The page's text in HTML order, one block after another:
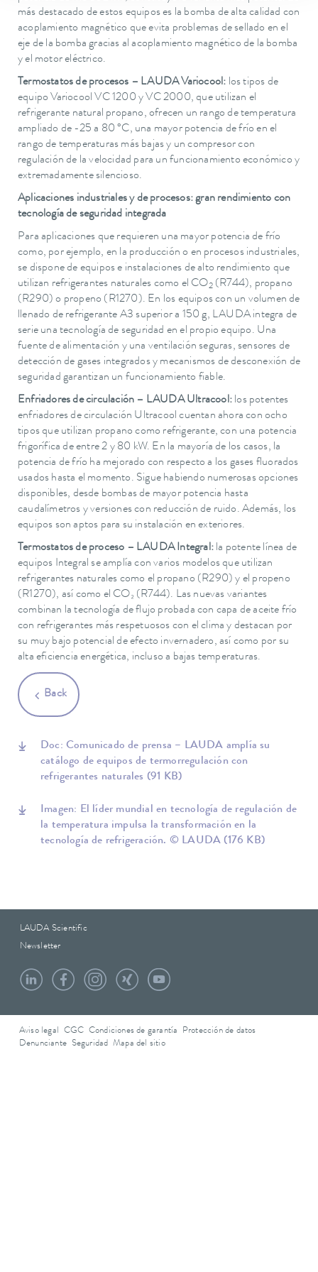
más destacado de estos equipos es la bomba de alta calidad con
acoplamiento magnético que evita problemas de sellado en el
eje de la bomba gracias al acoplamiento magnético de la bomba
y el motor eléctrico.
Termostatos de procesos – LAUDA Variocool: los tipos de
equipo Variocool VC 1200 y VC 2000, que utilizan el
refrigerante natural propano, ofrecen un rango de temperatura
ampliado de -25 a 80 °C, una mayor potencia de frío en el
rango de temperaturas más bajas y un compresor con
regulación de la velocidad para un funcionamiento económico y
extremadamente silencioso.
Aplicaciones industriales y de procesos: gran rendimiento con
tecnología de seguridad integrada
Para aplicaciones que requieren una mayor potencia de frío
como, por ejemplo, en la producción o en procesos industriales,
se dispone de equipos e instalaciones de alto rendimiento que
utilizan refrigerantes naturales como el CO2(R744), propano
(R290) o propeno (R1270). En los equipos con un volumen de
llenado de refrigerante A3 superior a 150 g, LAUDA integra de
serie una tecnología de seguridad en el propio equipo. Una
fuente de alimentación y una ventilación seguras, sensores de
detección de gases integrados y mecanismos de desconexión de
seguridad garantizan un funcionamiento fiable.
Enfriadores de circulación – LAUDA Ultracool: los potentes
enfriadores de circulación Ultracool cuentan ahora con ocho
tipos que utilizan propano como refrigerante, con una potencia
frigorífica de entre 2 y 80 kW. En la mayoría de los casos, la
potencia de frío ha mejorado con respecto a los gases fluorados
usados hasta el momento. Sigue habiendo numerosas opciones
disponibles, desde bombas de mayor potencia hasta
caudalímetros y versiones con reducción de ruido. Además, los
equipos son aptos para su instalación en exteriores.
Termostatos de proceso – LAUDA Integral: la potente línea de
equipos Integral se amplía con varios modelos que utilizan
refrigerantes naturales como el propano (R290) y el propeno
(R1270), así como el CO₂ (R744). Las nuevas variantes
combinan la tecnología de flujo probada con capa de aceite frío
con refrigerantes más respetuosos con el clima y destacan por
su muy bajo potencial de efecto invernadero, así como por su
alta eficiencia energética, incluso a bajas temperaturas.
Back
Doc: Comunicado de prensa – LAUDA amplía su
catálogo de equipos de termorregulación con
refrigerantes naturales (91 KB)
Imagen: El líder mundial en tecnología de regulación de
la temperatura impulsa la transformación en la
tecnología de refrigeración. © LAUDA (176 KB)
LAUDA Scientific
Newsletter
Aviso legal CGC Condiciones de garantía
Protección de datos
Denunciante Seguridad Mapa del sitio